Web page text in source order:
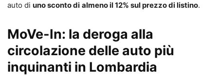
auto di uno sconto di almeno il 12% sul prezzo di listino.
MoVe-In: la deroga alla
circolazione delle auto più
inquinanti in Lombardia